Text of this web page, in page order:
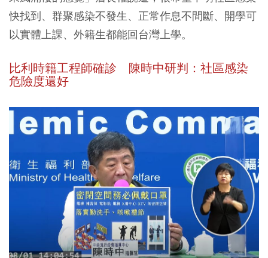
快找到、群聚感染不發生、正常作息不間斷、開學可
以實體上課、外籍生都能回台灣上學。
比利時籍工程師確診 陳時中研判：社區感染
危險度還好